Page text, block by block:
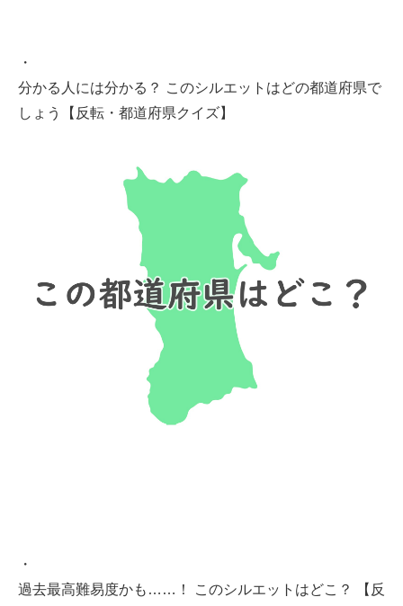
・
分かる人には分かる？ このシルエットはどの都道府県で
しょう【反転・都道府県クイズ】
・
過去最高難易度かも……！ このシルエットはどこ？ 【反